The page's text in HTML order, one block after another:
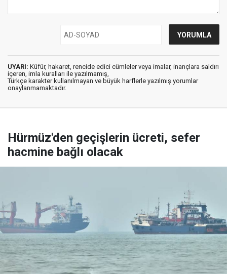
UYARI: Küfür, hakaret, rencide edici cümleler veya imalar, inançlara saldırı
içeren, imla kuralları ile yazılmamış,
Türkçe karakter kullanılmayan ve büyük harflerle yazılmış yorumlar
onaylanmamaktadır.
Hürmüz'den geçişlerin ücreti, sefer
hacmine bağlı olacak